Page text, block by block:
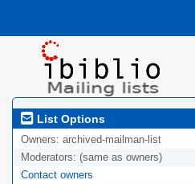
List Options
Owners: archived-mailman-list
Moderators: (same as owners)
Contact owners